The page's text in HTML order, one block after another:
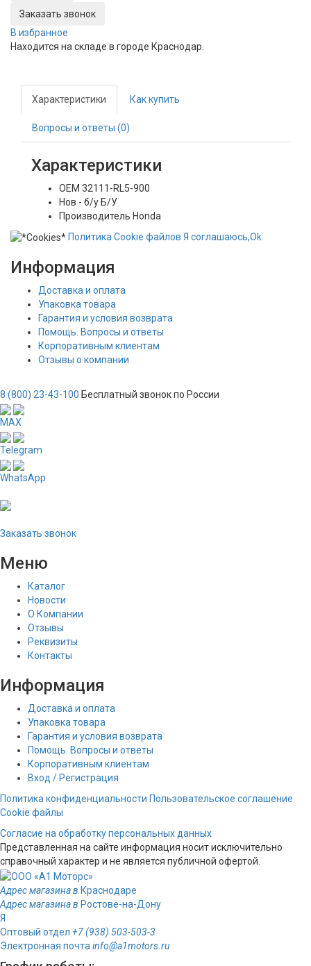
Заказать звонок
В избранное
Находится на складе в городе Краснодар
Характеристики Как купить
Вопросы и ответы (0)
Характеристики
OEM 32111-RL5-900
Нов - б/у Б/У
Производитель Honda
Политика Сookie файлов Я соглашаюсь,Ok
Информация
Доставка и оплата
Упаковка товара
Гарантия и условия возврата
Помощь. Вопросы и ответы
Корпоративным клиентам
Отзывы о компании
8 (800) 23-43-100 Бесплатный звонок по России
MAX
Telegram
WhatsApp
Заказать звонок
Меню
Каталог
Новости
О Компании
Отзывы
Реквизиты
Контакты
Информация
Доставка и оплата
Упаковка товара
Гарантия и условия возврата
Помощь. Вопросы и ответы
Корпоративным клиентам
Вход / Регистрация
Политика конфиденциальности Пользовательское соглашение
Cookie файлы
Согласие на обработку персональных данных
Представленная на сайте информация носит исключительно
справочный характер и не является публичной офертой.
Адрес магазина в Краснодаре
Адрес магазина в Ростове-на-Дону
Я
Оптовый отдел +7 (938) 503-503-3
Электронная почта info@a1motors.ru